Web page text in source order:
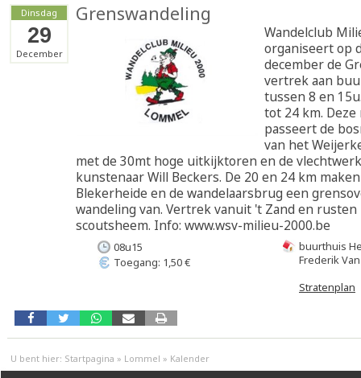
Dinsdag
29
December
Grenswandeling
Wandelclub
organiseert op
december de
vertrek aan
tussen 8 en
tot 24 km.
passeert de
van het
met de 30mt hoge uitkijktoren en de
kunstenaar Will Beckers. De 20 en 24 km
Blekerheide en de wandelaarsbrug een
wandeling van. Vertrek vanuit 't Zand en
scoutsheem. Info: www.wsv-milieu-2000.be
buurthuis
Frederik
Stratenplan
08u15
Toegang: 1,50 €
U bent hier: Startpagina » Lommel » Kalender